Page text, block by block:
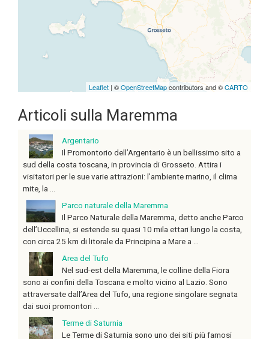
are missing.
Leaflet | ©OpenStreetMapcontributors and ©CARTO
Articoli sulla Maremma
Argentario
Il Promontorio dell’Argentario è un bellissimo sito a
sud della costa toscana, in provincia di Grosseto. Attira i
visitatori per le sue varie attrazioni: l’ambiente marino, il clima
mite, la ...
Parco naturale della Maremma
Il Parco Naturale della Maremma, detto anche Parco
dell’Uccellina, si estende su quasi 10 mila ettari lungo la costa,
con circa 25 km di litorale da Principina a Mare a ...
Area del Tufo
Nel sud-est della Maremma, le colline della Fiora
sono ai confini della Toscana e molto vicino al Lazio. Sono
attraversate dall’Area del Tufo, una regione singolare segnata
dai suoi promontori ...
Terme di Saturnia
Le Terme di Saturnia sono uno dei siti più famosi